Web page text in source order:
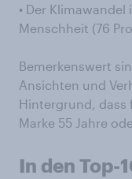
• Der
Menschheit (76
Bemerkenswert
Ansichten und
Hintergrund, dass
Marke 55 Jahre
In den Top-